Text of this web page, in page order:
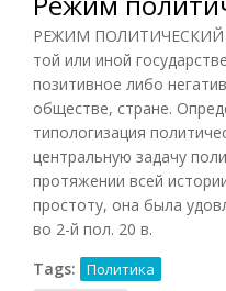
РЕЖИМ ПОЛИТИЧЕСКИЙ –
той или иной
позитивное либо
обществе, стране.
типологизация
центральную задачу
протяжении всей
простоту, она была
во 2-й пол. 20 в.
Tags:
Политика